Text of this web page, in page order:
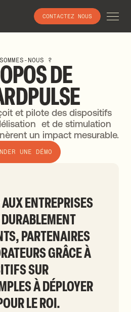
CONTACTEZ NOUS
NOUS ?DE
et pilote des dispositifs
et de stimulation
un impact mesurable.
UNE DÉMO
ENTREPRISES
PARTENAIRES
GRÂCE À
SUR
À DÉPLOYER
LE ROI.